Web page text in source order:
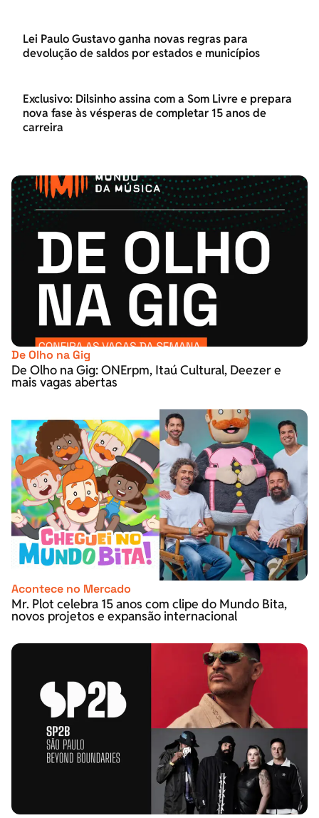
Lei Paulo Gustavo ganha novas regras para
devolução de saldos por estados e municípios
Exclusivo: Dilsinho assina com a Som Livre e prepara
nova fase às vésperas de completar 15 anos de
carreira
De Olho na Gig
De Olho na Gig: ONErpm, Itaú Cultural, Deezer e
mais vagas abertas
Acontece no Mercado
Mr. Plot celebra 15 anos com clipe do Mundo Bita,
novos projetos e expansão internacional